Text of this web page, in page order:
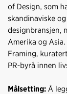
of Design, som
skandinaviske
designbransjen,
Amerika og
Framing,
PR-byrå innen
Målsetting: Å